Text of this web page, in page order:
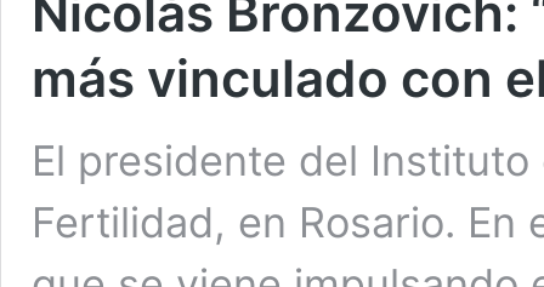
Nicolás Bronzovich:
más vinculado con
El presidente del
Fertilidad, en Rosario.